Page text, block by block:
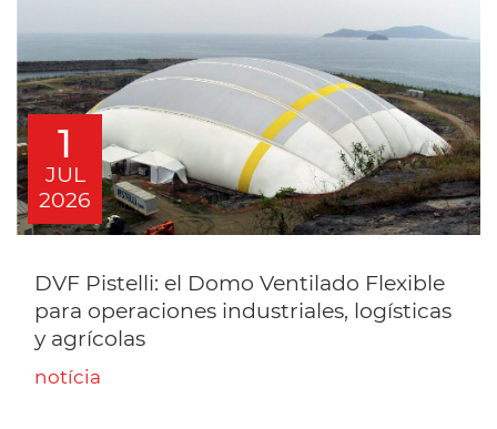
1
JUL
2026
DVF Pistelli: el Domo Ventilado Flexible
para operaciones industriales, logísticas
y agrícolas
notícia